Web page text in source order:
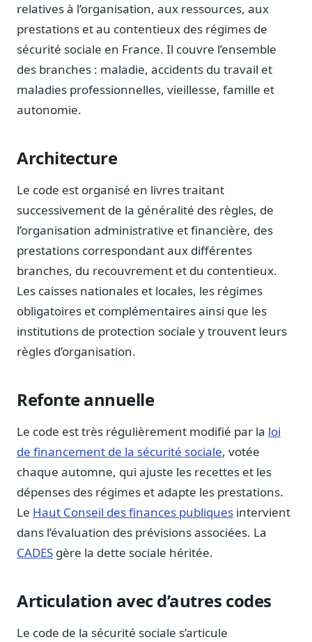
Fiches parlementaires
Parcours, mandats, prises de position
Registre HATVP
Cartographier l'influence sur un dossier
Cabinets, DRI, consultants en lobbying
Affaires réglementaires
Fédérations & plaidoyer
Parlementaires
Journalistes
Veille en temps réel, embeds pour vos contenus
Chercheurs
Données exhaustives pour vos travaux académiques
Suivi par secteur
11 secteurs : énergie, santé, finance, numérique…
Cas d'usage concrets
Six cas pour gagner du temps
Conseil (Advisory)
Consultants seniors, plateforme Legiwatch incluse
Analyses, méthodes, coulisses
relatives à l’organisation, aux ressources, aux
prestations et au contentieux des régimes de
sécurité sociale en France. Il couvre l’ensemble
des branches : maladie, accidents du travail et
maladies professionnelles, vieillesse, famille et
autonomie.
Architecture
Le code est organisé en livres traitant
successivement de la généralité des règles, de
l’organisation administrative et financière, des
prestations correspondant aux différentes
branches, du recouvrement et du contentieux.
Les caisses nationales et locales, les régimes
obligatoires et complémentaires ainsi que les
institutions de protection sociale y trouvent leurs
règles d’organisation.
Refonte annuelle
Le code est très régulièrement modifié par la loi
de financement de la sécurité sociale, votée
chaque automne, qui ajuste les recettes et les
dépenses des régimes et adapte les prestations.
Le Haut Conseil des finances publiques intervient
dans l’évaluation des prévisions associées. La
CADES gère la dette sociale héritée.
Articulation avec d’autres codes
Le code de la sécurité sociale s’articule